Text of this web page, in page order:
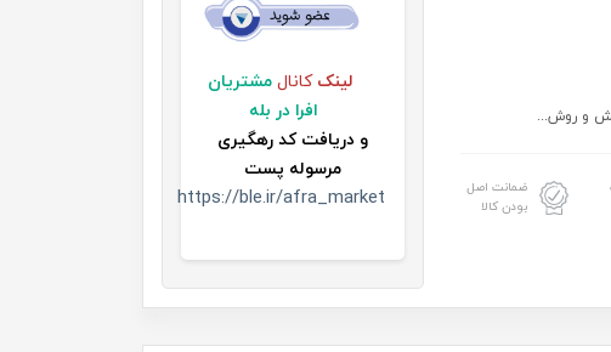
و روش...
ضمانت اصل
بودن کالا
لینک کانال مشتریان
افرا در بله
و دریافت کد رهگیری
مرسوله پست
https://ble.ir/afra_market